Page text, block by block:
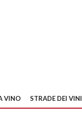
VINO STRADE DEI VINI